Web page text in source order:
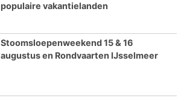
populaire vakantielanden
Stoomsloepenweekend 15 & 16
augustus en Rondvaarten IJsselmeer